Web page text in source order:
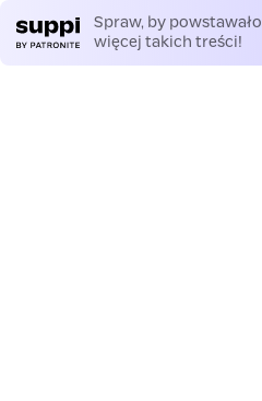
Spraw, by powstawało
więcej takich treści!